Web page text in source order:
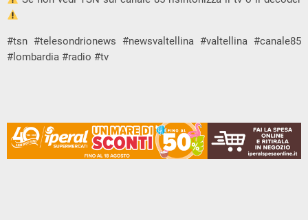
#tsn #telesondrionews #newsvaltellina #valtellina #canale85
#lombardia #radio #tv